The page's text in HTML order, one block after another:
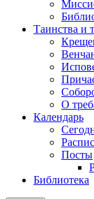
Таинства и
О
Календарь
Посты
Библиотека